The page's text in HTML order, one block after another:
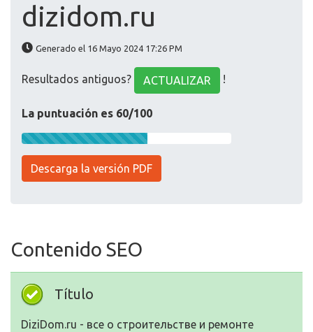
dizidom.ru
Generado el 16 Mayo 2024 17:26 PM
Resultados antiguos? ACTUALIZAR !
La puntuación es 60/100
Descarga la versión PDF
Contenido SEO
Título
DiziDom.ru - все о строительстве и ремонте